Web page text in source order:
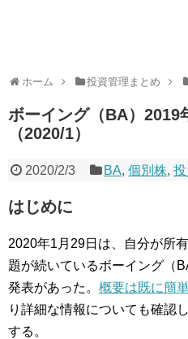
ホーム 投資管理まとめ
ボーイング（BA）2019
（2020/1）
2020/2/3 BA,個別株,
はじめに
2020年1月29日は、自分が所
題が続いているボーイング（
発表があった。 概要は既に簡
り詳細な情報についても確認
する。